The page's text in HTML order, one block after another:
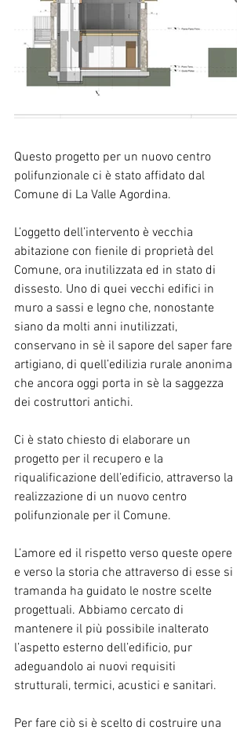
Questo progetto per un nuovo centro
polifunzionale ci è stato affidato dal
Comune di La Valle Agordina.
L’oggetto dell’intervento è vecchia
abitazione con fienile di proprietà del
Comune, ora inutilizzata ed in stato di
dissesto. Uno di quei vecchi edifici in
muro a sassi e legno che, nonostante
siano da molti anni inutilizzati,
conservano in sè il sapore del saper fare
artigiano, di quell’edilizia rurale anonima
che ancora oggi porta in sè la saggezza
dei costruttori antichi.
Ci è stato chiesto di elaborare un
progetto per il recupero e la
riqualificazione dell’edificio, attraverso la
realizzazione di un nuovo centro
polifunzionale per il Comune.
L’amore ed il rispetto verso queste opere
e verso la storia che attraverso di esse si
tramanda ha guidato le nostre scelte
progettuali. Abbiamo cercato di
mantenere il più possibile inalterato
l’aspetto esterno dell’edificio, pur
adeguandolo ai nuovi requisiti
strutturali, termici, acustici e sanitari.
Per fare ciò si è scelto di costruire una